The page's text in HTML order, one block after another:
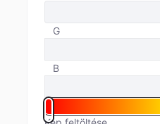
G
B